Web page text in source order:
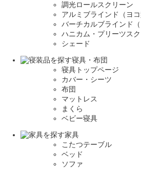
調光ロールスクリーン
アルミブラインド（ヨコ
バーチカルブラインド（
ハニカム・プリーツス
シェード
寝具・布団
寝具トップページ
カバー・シーツ
布団
マットレス
まくら
ベビー寝具
家具
こたつテーブル
ベッド
ソファ